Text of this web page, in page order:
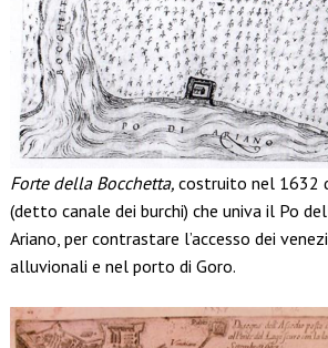
Forte della Bocchetta, costruito nel 1632
(detto canale dei burchi) che univa il Po
Ariano, per contrastare l’accesso dei
alluvionali e nel porto di Goro.